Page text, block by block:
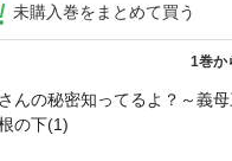
未購入巻をまとめて買う
1巻か
んの秘密知ってるよ？～義
の下(1)